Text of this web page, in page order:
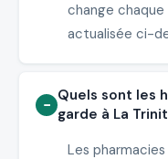
change
actualisée ci-
Quels sont les
garde à La
Les